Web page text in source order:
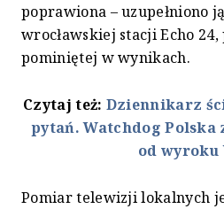
poprawiona – uzupełniono
wrocławskiej stacji Echo
pominiętej w wynikach.
Czytaj też: Dziennikarz
pytań. Watchdog Polska
od wyroku
Pomiar telewizji lokalnych